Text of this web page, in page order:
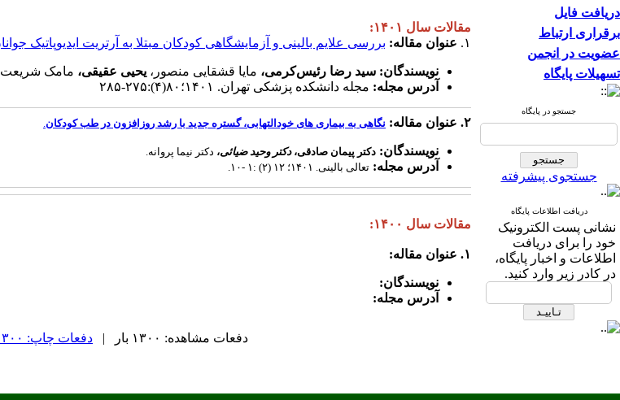
دریافت فایل
برقراری ارتباط
عضویت در انجمن
تسهیلات پایگاه
جستجو در پایگاه
جستجوی پیشرفته
دریافت اطلاعات پایگاه
نشانی پست الکترونیک
خود را برای دریافت
اطلاعات و اخبار پایگاه،
در کادر زیر وارد کنید.
مقالات سال ۱۴۰۱:
۱.
عنوان مقاله: بررسی علایم بالینی و آزمایشگاهی کودکان مبتلا به آرتریت ایدیوپاتیک
نویسندگان: سید رضا رئیس‌کرمی، مایا قشقایی منصور، یحیی عقیقی، مامک شریعت
آدرس مجله: مجله دانشکده پزشکی تهران. ۱۴۰۱؛۸۰(۴):۲۷۵-۲۸۵
۲. عنوان مقاله: نگاهی به بیماری های خودالتهابی، گستره جدید با رشد روزافزون در طب کودکان.
نویسندگان: دکتر پیمان صادقی،دکتر وحید ضیائی، دکتر نیما پروانه.
آدرس مجله: تعالی بالینی. ۱۴۰۱ ؛ ۱۲ (۲) :۱ -۱۰.
مقالات سال ۱۴۰۰:
۱. عنوان مقاله:
نویسندگان:
آدرس مجله:
دفعات مشاهده: ۱۳۰۰ بار | دفعات چاپ: ۳۰۰ بار